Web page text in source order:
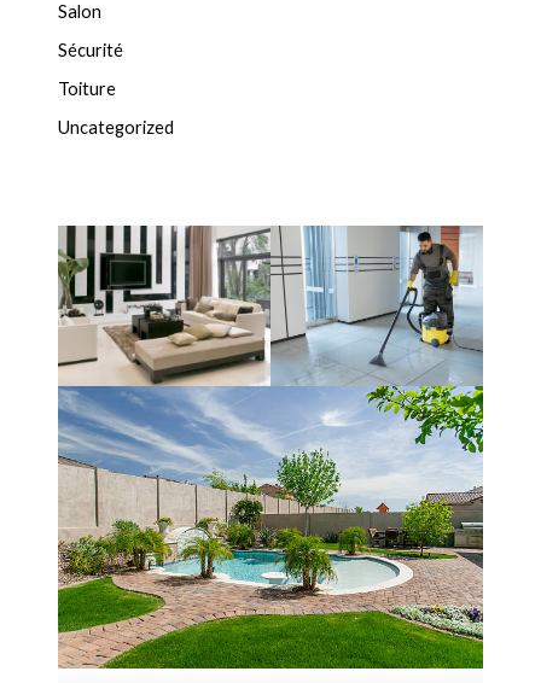
Salon
Sécurité
Toiture
Uncategorized